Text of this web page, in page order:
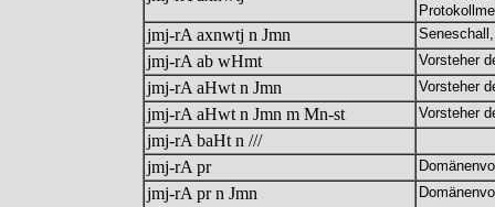
jmj-rA axnwtj n Jmn
jmj-rA ab wHmt Vorsteher
jmj-rA aHwt n Jmn Vorsteher
jmj-rA aHwt n Jmn m Mn-st Vorsteher
jmj-rA baHt n ///
jmj-rA pr
jmj-rA pr n Jmn